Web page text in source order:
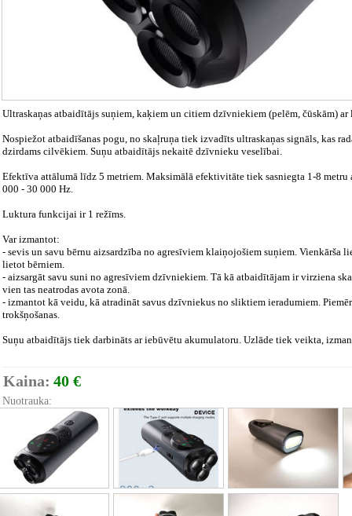
Ultraskaņas atbaidītājs suņiem, kaķiem un citiem dzīvniekiem (pelēm, čūskām)
Nospiežot atbaidīšanas pogu, no skaļruņa tiek izvadīts ultraskaņas signāls, kas
dzirdams cilvēkiem. Suņu atbaidītājs nekaitē dzīvnieku veselībai.
Efektīva attālumā līdz 5 metriem. Maksimālā efektivitāte tiek sasniegta 1-8
000 - 30 000 Hz.
Luktura funkcijai ir 1 režīms.
Var izmantot:
- sevis un savu bērnu aizsardzība no agresīviem klaiņojošiem suņiem.
lietot bērniem.
- aizsargāt savu suni no agresīviem dzīvniekiem. Tā kā atbaidītājam ir virziena
vien tas neatrodas avota zonā.
- izmantot kā veidu, kā atradināt savus dzīvniekus no sliktiem ieradumiem.
trokšņošanas.
Suņu atbaidītājs tiek darbināts ar iebūvētu akumulatoru. Uzlāde tiek veikta,
Kaina: 40 €
Nuotrauka: